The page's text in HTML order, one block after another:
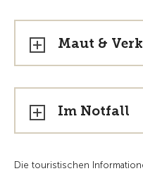
Maut &
Im Notfall
Die touristischen